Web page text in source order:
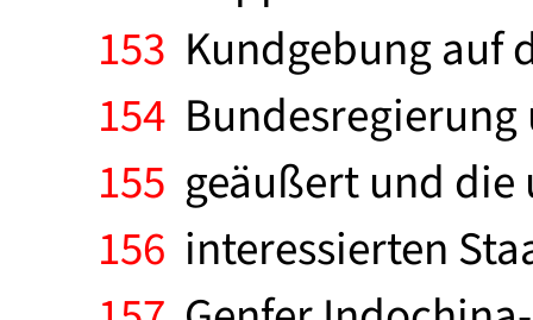
153 Kundgebung auf
154
155 geäußert und
156 interessierten